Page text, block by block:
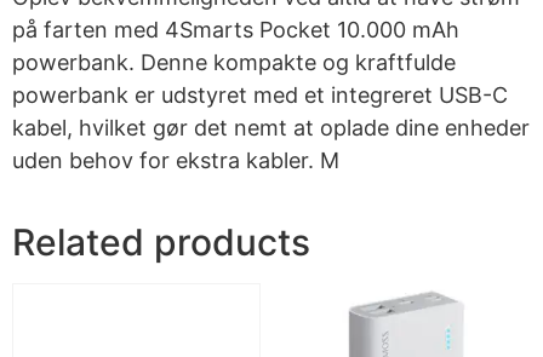
på farten med 4Smarts Pocket 10.000 mAh
powerbank. Denne kompakte og kraftfulde
powerbank er udstyret med et integreret USB-C
kabel, hvilket gør det nemt at oplade dine enheder
uden behov for ekstra kabler. M
Related products